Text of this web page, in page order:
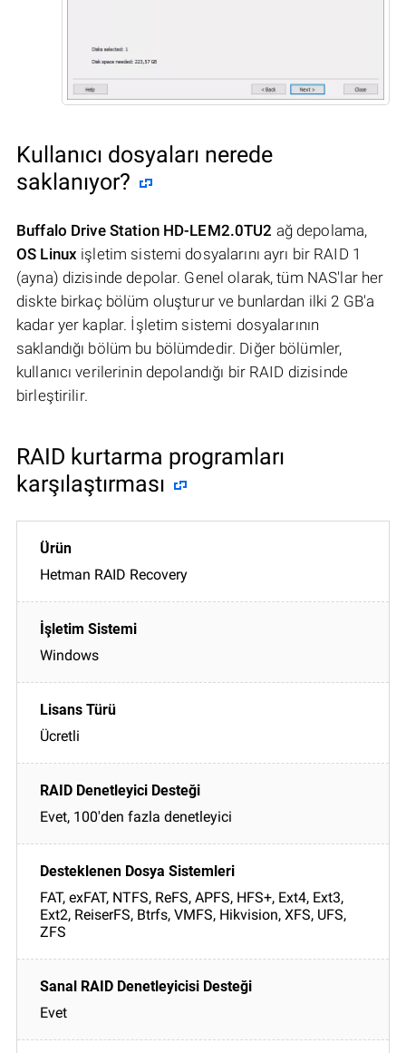
Kullanıcı dosyaları nerede
saklanıyor?
Buffalo Drive Station HD-LEM2.0TU2 ağ depolama,
OS Linux işletim sistemi dosyalarını ayrı bir RAID 1
(ayna) dizisinde depolar. Genel olarak, tüm NAS'lar her
diskte birkaç bölüm oluşturur ve bunlardan ilki 2 GB'a
kadar yer kaplar. İşletim sistemi dosyalarının
saklandığı bölüm bu bölümdedir. Diğer bölümler,
kullanıcı verilerinin depolandığı bir RAID dizisinde
birleştirilir.
RAID kurtarma programları
karşılaştırması
Hetman RAID Recovery
Windows
Ücretli
Evet, 100'den fazla denetleyici
FAT, exFAT, NTFS, ReFS, APFS, HFS+, Ext4, Ext3,
Ext2, ReiserFS, Btrfs, VMFS, Hikvision, XFS, UFS,
ZFS
Evet